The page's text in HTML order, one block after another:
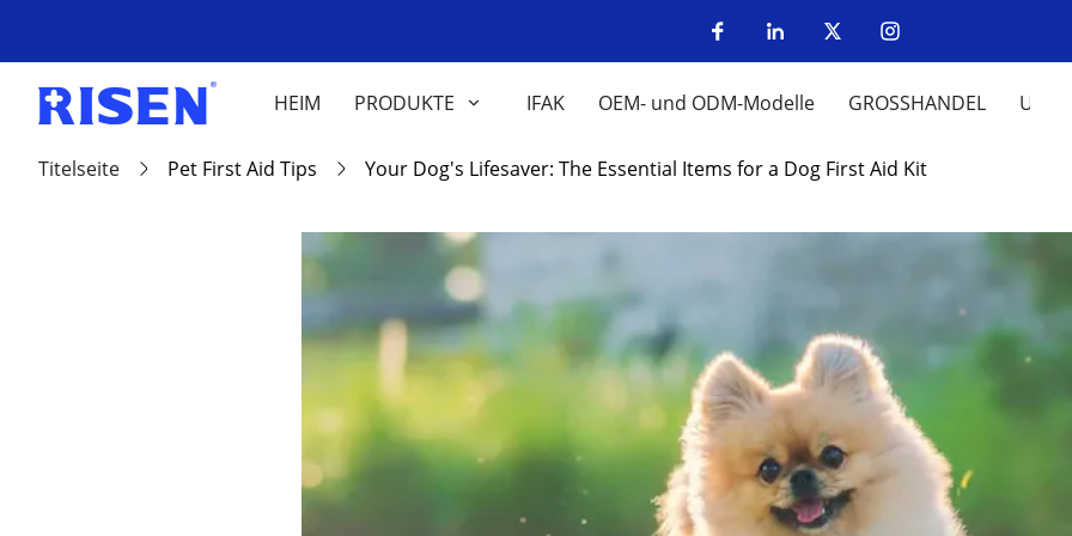
HEIM PRODUKTE IFAK OEM- und ODM-Modelle GROSSHANDEL UM
Titelseite Pet First Aid Tips Your Dog's Lifesaver: The Essential Items for a Dog First Aid Kit